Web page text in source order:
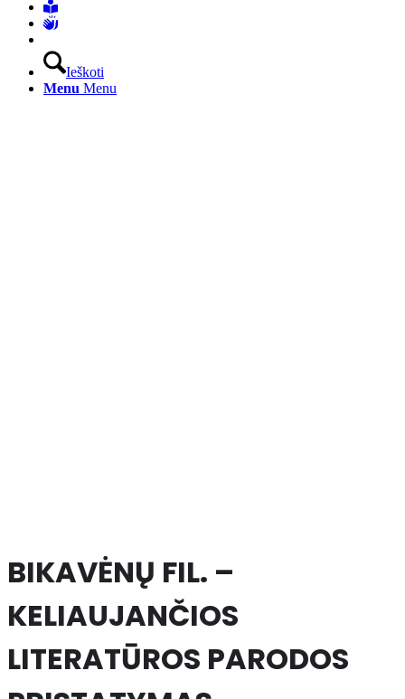
Ieškoti
Menu Menu
BIKAVĖNŲ FIL. –
KELIAUJANČIOS
LITERATŪROS PARODOS